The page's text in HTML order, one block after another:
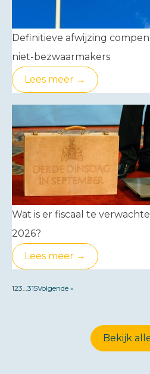
Definitieve afwijzing
niet-bezwaarmakers
Lees meer →
Wat is er fiscaal te
2026?
Lees meer →
123 315Volgende »
Bekijk